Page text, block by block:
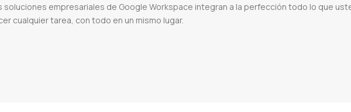
soluciones empresariales de Google Workspace integran a la perfección todo lo que
cualquier tarea, con todo en un mismo lugar.